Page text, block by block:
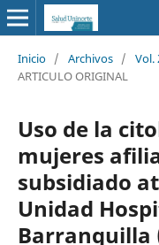
Inicio / Archivos / Vol.
ARTICULO ORIGINAL
Uso de la
mujeres
subsidiado
Unidad
Barranquilla